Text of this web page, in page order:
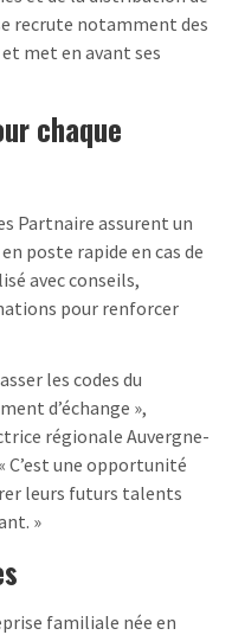
recrute notamment des
met en avant ses
chaque
Partnaire assurent un
poste rapide en cas de
avec conseils,
pour renforcer
les codes du
d’échange »,
régionale Auvergne-
C’est une opportunité
leurs futurs talents
»
familiale née en